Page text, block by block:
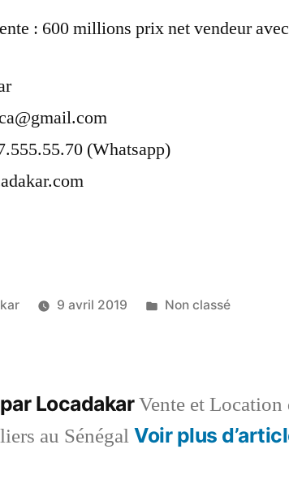
: 600 millions prix net vendeur
(Whatsapp)
9 avril 2019
Publié
Non classé
LocadakarVente et Location
au SénégalVoir plus